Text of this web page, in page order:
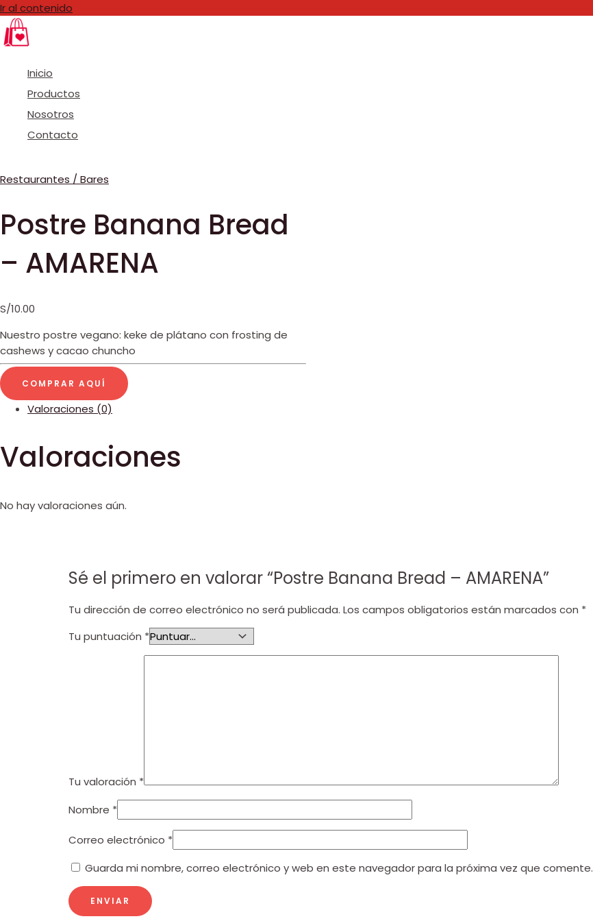
Ir al contenido
Inicio
Productos
Nosotros
Contacto
Restaurantes / Bares
Postre Banana Bread
– AMARENA
S/10.00
Nuestro postre vegano: keke de plátano con frosting de
cashews y cacao chuncho
COMPRAR AQUÍ
Valoraciones (0)
Valoraciones
No hay valoraciones aún.
Sé el primero en valorar “Postre Banana Bread – AMARENA”
Tu dirección de correo electrónico no será publicada. Los campos obligatorios están marcados con *
Tu puntuación *
Tu valoración *
Nombre *
Correo electrónico *
Guarda mi nombre, correo electrónico y web en este navegador para la próxima vez que comente.